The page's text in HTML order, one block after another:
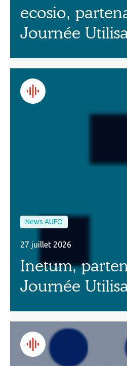
ecosio,
Journée
News AUFO
27 juillet 2026
Inetum,
Journée